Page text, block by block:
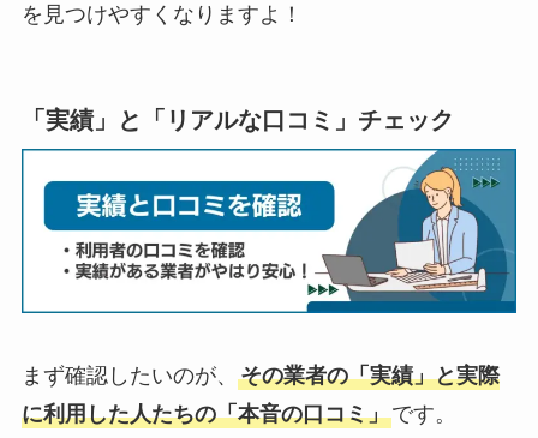
を見つけやすくなりますよ！
「実績」と「リアルな口コミ」チェック
まず確認したいのが、 その業者の「実績」と実際
に利用した人たちの「本音の口コミ」です。